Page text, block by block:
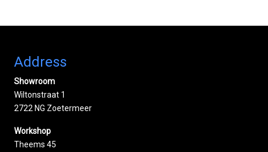
Address
Showroom
Wiltonstraat 1
2722 NG Zoetermeer
Workshop
Theems 45